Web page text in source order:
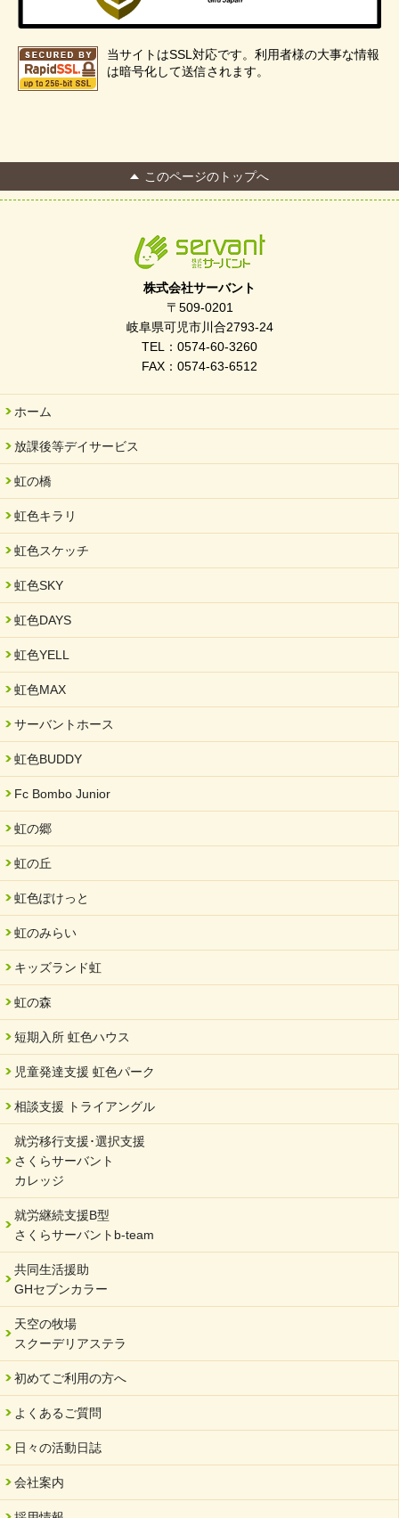
当サイトはSSL対応です。利用者様の大事な情報
は暗号化して送信されます。
このページのトップへ
株式会社サーバント
〒509-0201
岐阜県可児市川合2793-24
TEL：0574-60-3260
FAX：0574-63-6512
ホーム
放課後等デイサービス
虹の橋
虹色キラリ
虹色スケッチ
虹色SKY
虹色DAYS
虹色YELL
虹色MAX
サーバントホース
虹色BUDDY
Fc Bombo Junior
虹の郷
虹の丘
虹色ぽけっと
虹のみらい
キッズランド虹
虹の森
短期入所 虹色ハウス
児童発達支援 虹色パーク
相談支援 トライアングル
就労移行支援･選択支援
さくらサーバント
カレッジ
就労継続支援B型
さくらサーバントb-team
共同生活援助
GHセブンカラー
天空の牧場
スクーデリアステラ
初めてご利用の方へ
よくあるご質問
日々の活動日誌
会社案内